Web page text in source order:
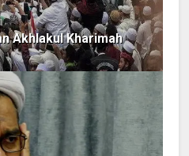
Akhlakul Kharimah